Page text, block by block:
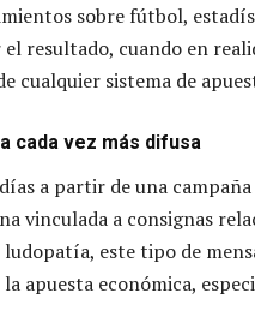
sobre fútbol,
resultado, cuando en
cualquier sistema de
cada vez más difusa
a partir de una
vinculada a consignas
este tipo de
apuesta económica,